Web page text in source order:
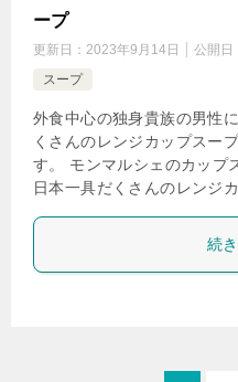
ープ
更新日： 2023年9月14日 公開日
スープ
外食中心の独身貴族の男性
くさんのレンジカップスー
す。 モンマルシェのカップ
日本一具だくさんのレンジ
続